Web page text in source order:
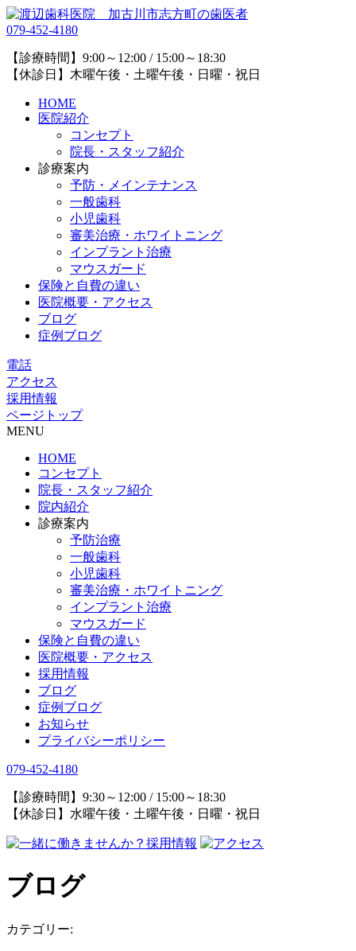
079-452-4180
【診療時間】9:00～12:00 / 15:00～18:30
【休診日】木曜午後・土曜午後・日曜・祝日
HOME
医院紹介
コンセプト
院長・スタッフ紹介
診療案内
予防・メインテナンス
一般歯科
小児歯科
審美治療・ホワイトニング
インプラント治療
マウスガード
保険と自費の違い
医院概要・アクセス
ブログ
症例ブログ
電話
アクセス
採用情報
ページトップ
MENU
HOME
コンセプト
院長・スタッフ紹介
院内紹介
診療案内
予防治療
一般歯科
小児歯科
審美治療・ホワイトニング
インプラント治療
マウスガード
保険と自費の違い
医院概要・アクセス
採用情報
ブログ
症例ブログ
お知らせ
プライバシーポリシー
079-452-4180
【診療時間】9:30～12:00 / 15:00～18:30
【休診日】水曜午後・土曜午後・日曜・祝日
ブログ
カテゴリー: